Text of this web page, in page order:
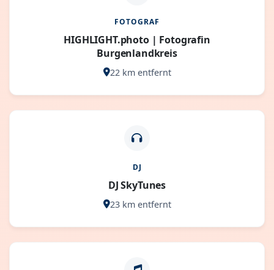
FOTOGRAF
HIGHLIGHT.photo | Fotografin
Burgenlandkreis
22 km entfernt
DJ
DJ SkyTunes
23 km entfernt